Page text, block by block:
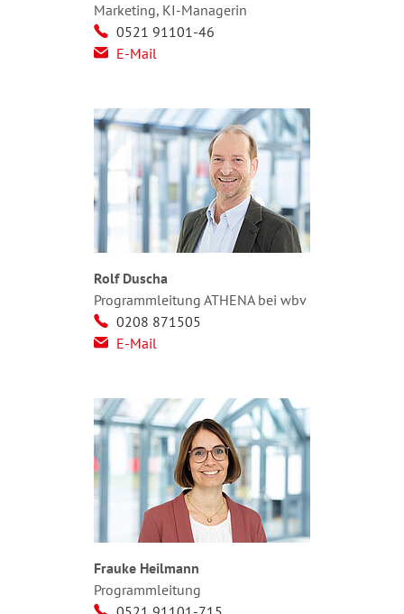
Marketing, KI-Managerin
0521 91101-46
E-Mail
Rolf Duscha
Programmleitung ATHENA bei wbv
0208 871505
E-Mail
Frauke Heilmann
Programmleitung